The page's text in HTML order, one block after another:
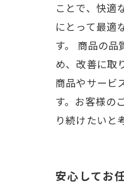
ことで、快適
にとって最適
す。 商品の
め、改善に取
商品やサービ
す。お客様の
り続けたいと
安心してお